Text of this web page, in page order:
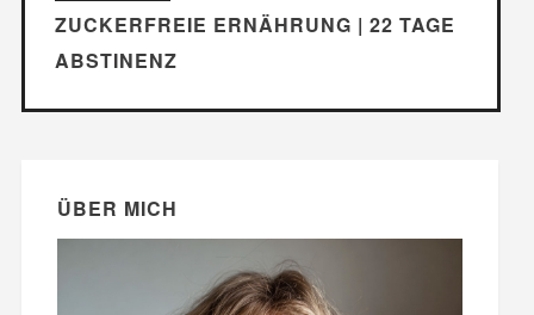
ZUCKERFREIE ERNÄHRUNG | 22 TAGE
ABSTINENZ
ÜBER MICH